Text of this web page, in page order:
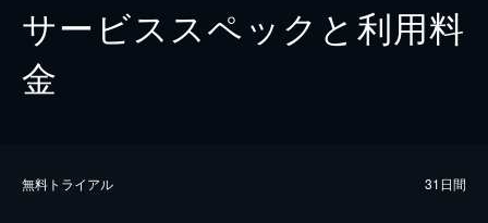
サービススペックと利用料
金
無料トライアル 31日間